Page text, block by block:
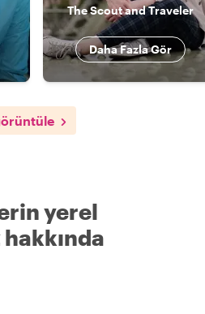
The Scout and Traveler
Daha Fazla Gör
yerel
hakkında